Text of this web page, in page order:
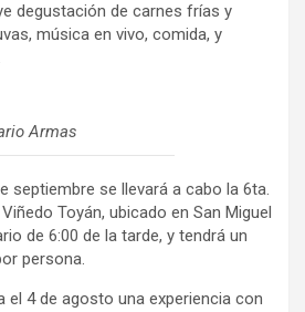
degustación de carnes frías y
música en vivo, comida, y
Armas
septiembre se llevará a cabo la 6ta.
Toyán, ubicado en San Miguel
de 6:00 de la tarde, y tendrá un
persona.
el 4 de agosto una experiencia con